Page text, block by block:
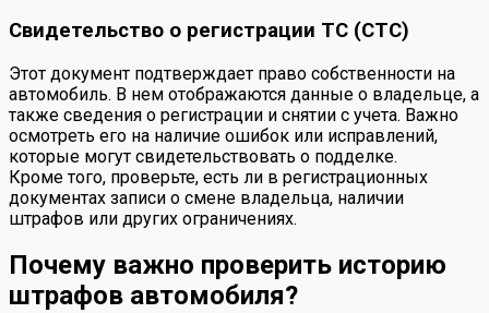
Свидетельство о регистрации ТС (СТС)
Этот документ подтверждает право собственности на
автомобиль. В нем отображаются данные о владельце, а
также сведения о регистрации и снятии с учета. Важно
осмотреть его на наличие ошибок или исправлений,
которые могут свидетельствовать о подделке.
Кроме того, проверьте, есть ли в регистрационных
документах записи о смене владельца, наличии
штрафов или других ограничениях.
Почему важно проверить историю
штрафов автомобиля?